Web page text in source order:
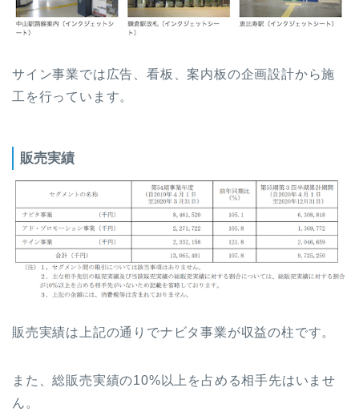
サイン事業では広告、看板、案内板の企画設計から施
工を行っています。
販売実績
販売実績は上記の通りでナビタ事業が収益の柱です。
また、総販売実績の10%以上を占める相手先はいませ
ん。